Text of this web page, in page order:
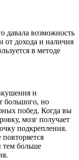
давала возможность
от дохода и наличия
в методе
и
большого, но
побед. Когда вы
мозг получает
подкрепления.
тем больше